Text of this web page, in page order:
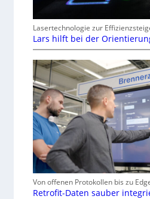
Lasertechnologie zur
Lars hilft bei der
Von offenen Protokollen bis zu
Retrofit-Daten sauber